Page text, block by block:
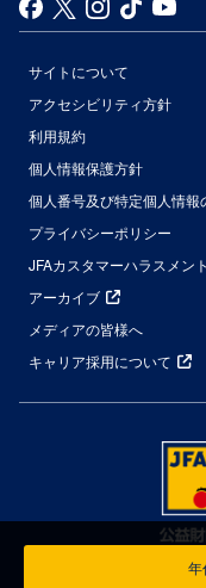
年
サイトについて
アクセシビリティ方針
利用規約
個人情報保護方針
個人番号及び特定個人情
プライバシーポリシー
JFAカスタマーハラスメン
アーカイブ
メディアの皆様へ
キャリア採用について
© Japan